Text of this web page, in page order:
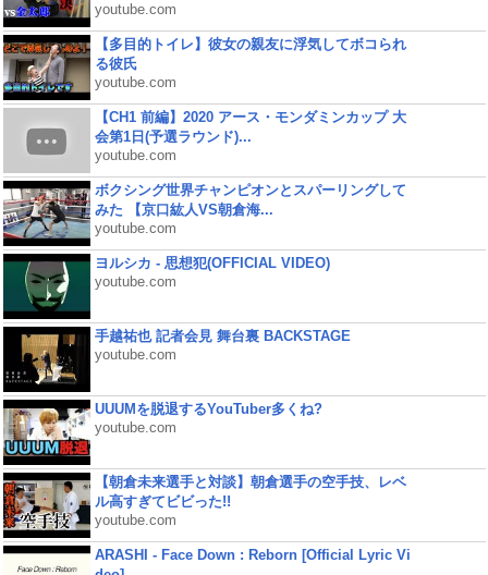
youtube.com
【多目的トイレ】彼女の親友に浮気してボコられ
る彼氏
youtube.com
【CH1 前編】2020 アース・モンダミンカップ 大
会第1日(予選ラウンド)...
youtube.com
ボクシング世界チャンピオンとスパーリングして
みた 【京口紘人VS朝倉海...
youtube.com
ヨルシカ - 思想犯(OFFICIAL VIDEO)
youtube.com
手越祐也 記者会見 舞台裏 BACKSTAGE
youtube.com
UUUMを脱退するYouTuber多くね?
youtube.com
【朝倉未来選手と対談】朝倉選手の空手技、レベ
ル高すぎてビビった!!
youtube.com
ARASHI - Face Down : Reborn [Official Lyric Vi